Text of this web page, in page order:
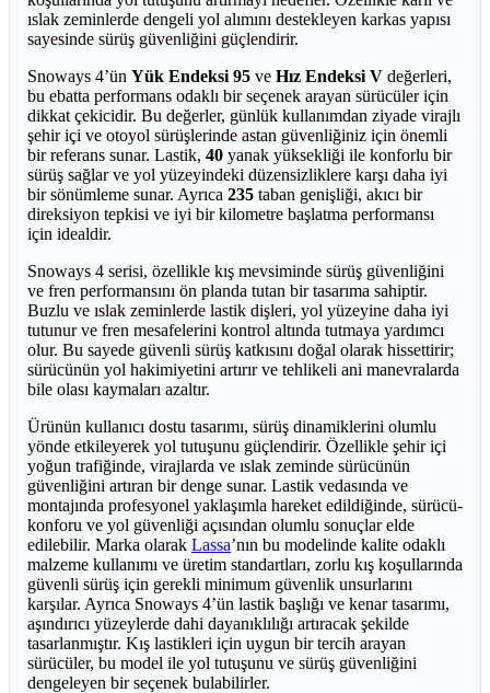
ıslak zeminlerde dengeli yol alımını destekleyen karkas yapısı
sayesinde sürüş güvenliğini güçlendirir.
Snoways 4’ün Yük Endeksi 95 ve Hız Endeksi V değerleri,
bu ebatta performans odaklı bir seçenek arayan sürücüler için
dikkat çekicidir. Bu değerler, günlük kullanımdan ziyade virajlı
şehir içi ve otoyol sürüşlerinde astan güvenliğiniz için önemli
bir referans sunar. Lastik, 40 yanak yüksekliği ile konforlu bir
sürüş sağlar ve yol yüzeyindeki düzensizliklere karşı daha iyi
bir sönümleme sunar. Ayrıca 235 taban genişliği, akıcı bir
direksiyon tepkisi ve iyi bir kilometre başlatma performansı
için idealdir.
Snoways 4 serisi, özellikle kış mevsiminde sürüş güvenliğini
ve fren performansını ön planda tutan bir tasarıma sahiptir.
Buzlu ve ıslak zeminlerde lastik dişleri, yol yüzeyine daha iyi
tutunur ve fren mesafelerini kontrol altında tutmaya yardımcı
olur. Bu sayede güvenli sürüş katkısını doğal olarak hissettirir;
sürücünün yol hakimiyetini artırır ve tehlikeli ani manevralarda
bile olası kaymaları azaltır.
Ürünün kullanıcı dostu tasarımı, sürüş dinamiklerini olumlu
yönde etkileyerek yol tutuşunu güçlendirir. Özellikle şehir içi
yoğun trafiğinde, virajlarda ve ıslak zeminde sürücünün
güvenliğini artıran bir denge sunar. Lastik vedasında ve
montajında profesyonel yaklaşımla hareket edildiğinde, sürücü-
konforu ve yol güvenliği açısından olumlu sonuçlar elde
edilebilir. Marka olarak Lassa’nın bu modelinde kalite odaklı
malzeme kullanımı ve üretim standartları, zorlu kış koşullarında
güvenli sürüş için gerekli minimum güvenlik unsurlarını
karşılar. Ayrıca Snoways 4’ün lastik başlığı ve kenar tasarımı,
aşındırıcı yüzeylerde dahi dayanıklılığı artıracak şekilde
tasarlanmıştır. Kış lastikleri için uygun bir tercih arayan
sürücüler, bu model ile yol tutuşunu ve sürüş güvenliğini
dengeleyen bir seçenek bulabilirler.